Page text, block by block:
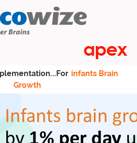
infants Brain
Growth